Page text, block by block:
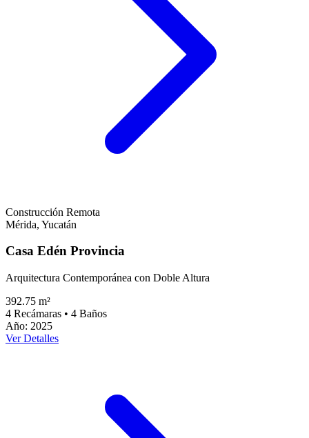
Construcción Remota
Mérida, Yucatán
Casa Edén Provincia
Arquitectura Contemporánea con Doble Altura
392.75 m²
4 Recámaras • 4 Baños
Año: 2025
Ver Detalles